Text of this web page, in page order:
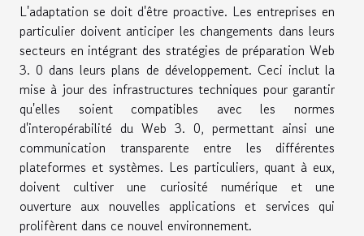
L'adaptation se doit d'être proactive. Les entreprises en
particulier doivent anticiper les changements dans leurs
secteurs en intégrant des stratégies de préparation Web
3. 0 dans leurs plans de développement. Ceci inclut la
mise à jour des infrastructures techniques pour garantir
qu'elles soient compatibles avec les normes
d'interopérabilité du Web 3. 0, permettant ainsi une
communication transparente entre les différentes
plateformes et systèmes. Les particuliers, quant à eux,
doivent cultiver une curiosité numérique et une
ouverture aux nouvelles applications et services qui
prolifèrent dans ce nouvel environnement.